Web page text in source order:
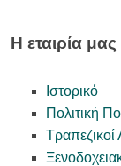
Η εταιρία μας
Ιστορικό
Πολιτική
Τραπεζικοί